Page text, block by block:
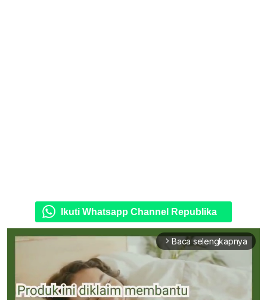
Ikuti Whatsapp Channel Republika
arrow_forward_ios Baca selengkapnya